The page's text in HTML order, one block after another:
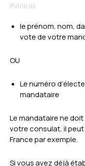
le prénom, nom,
vote de votre
OU
Le numéro
mandataire
Le mandataire ne
votre consulat, il
France par exemple.
Si vous avez déjà